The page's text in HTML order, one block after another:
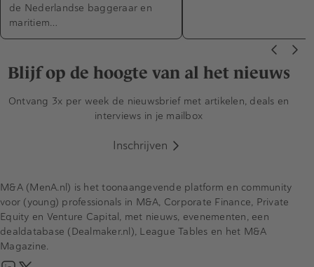
de Nederlandse baggeraar en
maritiem…
Blijf op de hoogte van al het nieuws
Ontvang 3x per week de nieuwsbrief met artikelen, deals en
interviews in je mailbox
Inschrijven
M&A (MenA.nl) is het toonaangevende platform en community
voor (young) professionals in M&A, Corporate Finance, Private
Equity en Venture Capital, met nieuws, evenementen, een
dealdatabase (Dealmaker.nl), League Tables en het M&A
Magazine.